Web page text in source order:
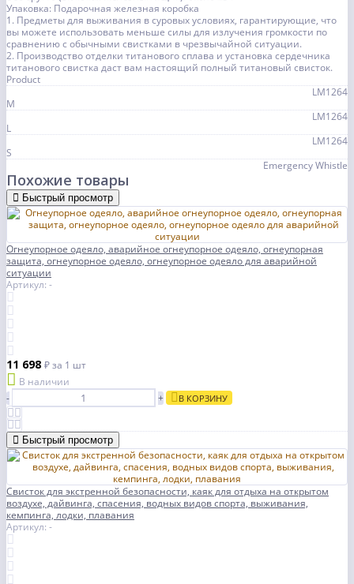
Упаковка: Подарочная железная коробка
1. Предметы для выживания в суровых условиях, гарантирующие, что
вы можете использовать меньше силы для излучения громкости по
сравнению с обычными свистками в чрезвычайной ситуации.
2. Производство отделки титанового сплава и установка сердечника
титанового свистка даст вам настоящий полный титановый свисток.
Product
LM1264
M
LM1264
L
LM1264
S
Emergency Whistle
Похожие товары
Быстрый просмотр
Огнеупорное одеяло, аварийное огнеупорное одеяло, огнеупорная
защита, огнеупорное одеяло, огнеупорное одеяло для аварийной
ситуации
Артикул: -
11 698 ₽за 1 шт
В наличии
-
+ В КОРЗИНУ
Быстрый просмотр
Свисток для экстренной безопасности, каяк для отдыха на открытом
воздухе, дайвинга, спасения, водных видов спорта, выживания,
кемпинга, лодки, плавания
Артикул: -